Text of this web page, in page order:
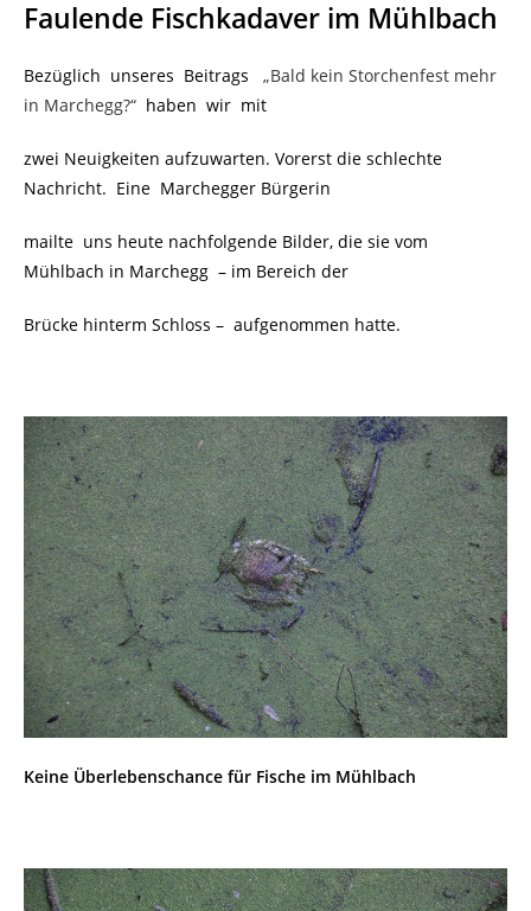
Faulende Fischkadaver im Mühlbach
Bezüglich unseres Beitrags „Bald kein Storchenfest mehr
in Marchegg?“ haben wir mit
zwei Neuigkeiten aufzuwarten. Vorerst die schlechte
Nachricht. Eine Marchegger Bürgerin
mailte uns heute nachfolgende Bilder, die sie vom
Mühlbach in Marchegg – im Bereich der
Brücke hinterm Schloss – aufgenommen hatte.
Keine Überlebenschance für Fische im Mühlbach